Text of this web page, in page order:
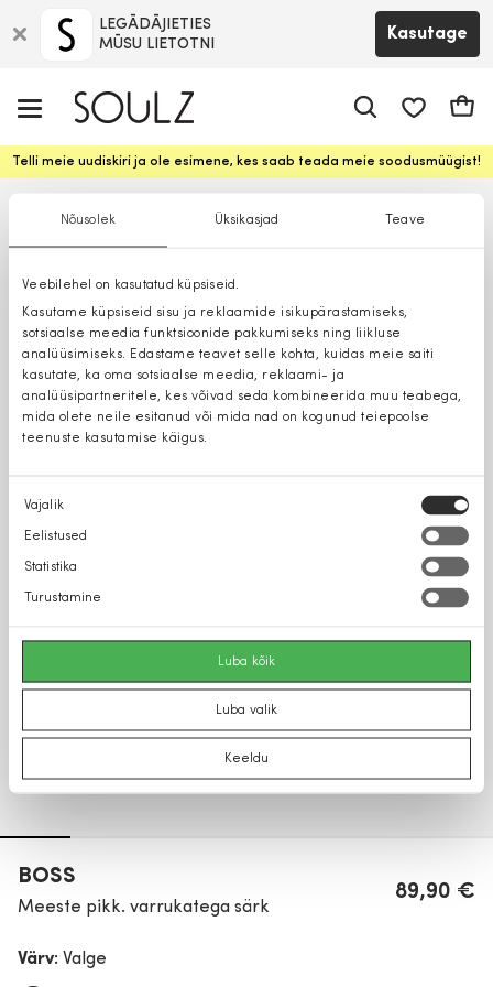
Nõusolek Üksikasjad Teave
Veebilehel on kasutatud küpsiseid.
Kasutame küpsiseid sisu ja reklaamide isikupärastamiseks,
sotsiaalse meedia funktsioonide pakkumiseks ning liikluse
analüüsimiseks. Edastame teavet selle kohta, kuidas meie saiti
kasutate, ka oma sotsiaalse meedia, reklaami- ja
analüüsipartneritele, kes võivad seda kombineerida muu teabega,
mida olete neile esitanud või mida nad on kogunud teiepoolse
teenuste kasutamise käigus.
Nõusoleku
valik
Vajalik
Eelistused
Statistika
Turustamine
Luba kõik
Luba valik
Keeldu
LEGĀDĀJIETIES
MŪSU LIETOTNI
Kasutage
Telli meie uudiskiri ja ole esimene, kes saab teada meie soodusmüügist!
BOSS
Meeste pikk. varrukatega särk
89,90 €
Värv: Valge